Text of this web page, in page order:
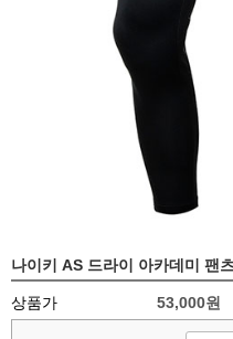
나이키 AS 드라이 아카데미 팬
상품가 53,000원